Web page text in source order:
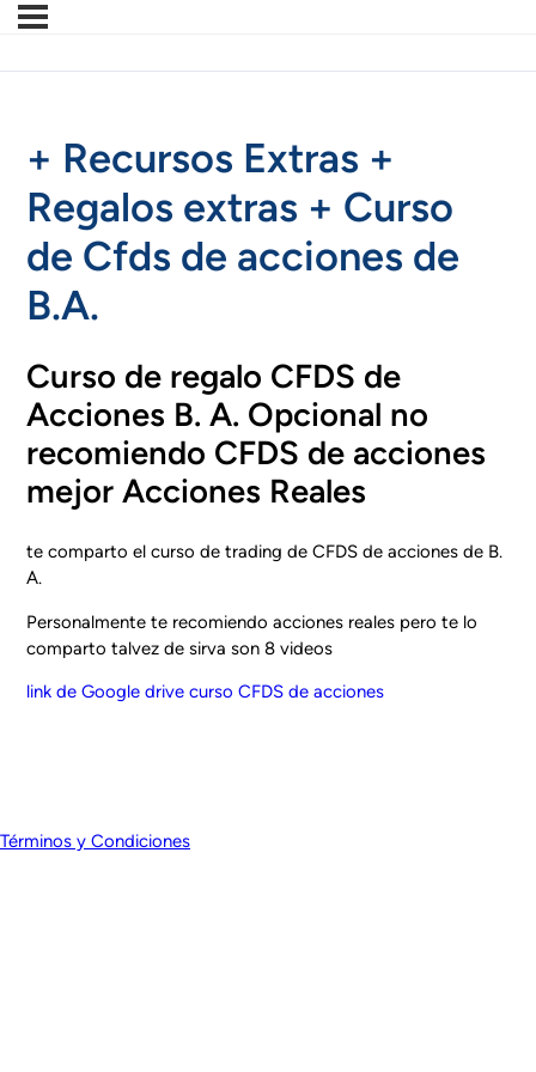
+ Recursos Extras +
Regalos extras + Curso
de Cfds de acciones de
B.A.
Curso de regalo CFDS de
Acciones B. A. Opcional no
recomiendo CFDS de acciones
mejor Acciones Reales
te comparto el curso de trading de CFDS de acciones de B.
A.
Personalmente te recomiendo acciones reales pero te lo
comparto talvez de sirva son 8 videos
link de Google drive curso CFDS de acciones
Términos y Condiciones